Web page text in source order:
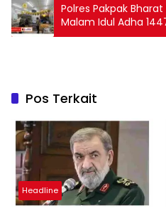
Polres Pakpak
Malam Idul Adha
Aman dan Kondusif
Pos Terkait
Headline